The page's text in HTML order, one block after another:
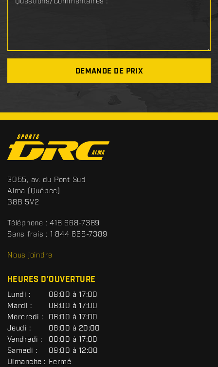
DEMANDE DE PRIX
o
n
t
a
c
t
S
p
o
t
s
R
3055, av. du Pont Sud
Alma (Québec)
G8B 5V2
Téléphone : 418 668-7389
Sans frais : 1 844 668-7389
Nous joindre
HEURES D'OUVERTURE
G
É
N
É
R
A
L
Lundi :
08:00 à 17:00
Mardi :
08:00 à 17:00
Mercredi :
08:00 à 17:00
Jeudi :
08:00 à 20:00
Vendredi :
08:00 à 17:00
Samedi :
09:00 à 12:00
Dimanche : Fermé